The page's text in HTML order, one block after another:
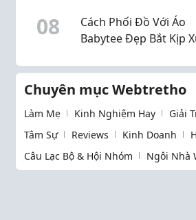
08
Cách Phối Đồ Với Áo
Babytee Đẹp Bắt Kịp
Chuyên mục Webtretho
Làm Mẹ Kinh Nghiệm Hay Giải
Tâm Sự
Reviews Kinh Doanh
Câu Lạc Bộ & Hội Nhóm
Ngôi Nhà